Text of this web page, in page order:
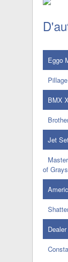
Eggo
Pillage
BMX
Jet
of
Dealer